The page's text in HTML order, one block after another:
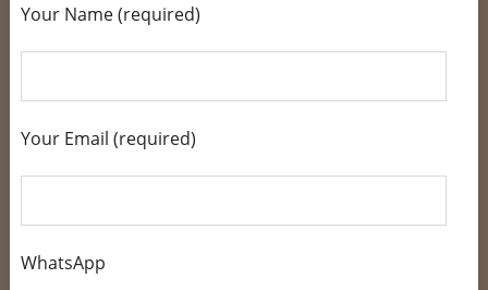
Your Name (required)
Your Email (required)
WhatsApp